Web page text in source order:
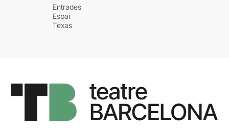
Entrades
Espai
Texas